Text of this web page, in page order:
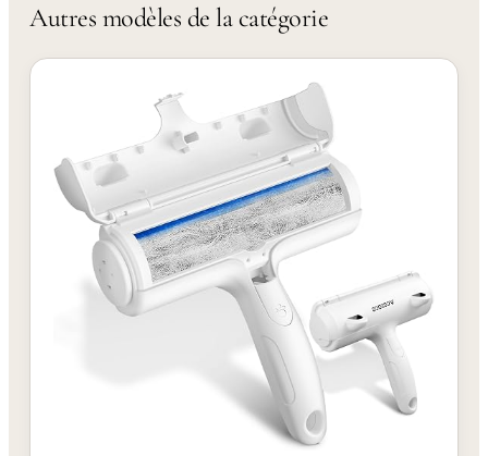
Autres modèles de la catégorie